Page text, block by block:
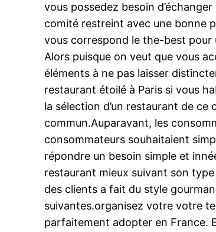
vous possedez besoin
comité restreint avec une bonne
vous correspond le the-best pour
Alors puisque on veut que vous
éléments à ne pas laisser
restaurant étoilé à Paris si vous
la sélection d’un restaurant de
commun.Auparavant, les
consommateurs souhaitaient
répondre un besoin simple et
restaurant mieux suivant son
des clients a fait du style
suivantes.organisez votre votre
parfaitement adopter en France.